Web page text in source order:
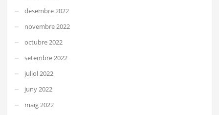
desembre 2022
novembre 2022
octubre 2022
setembre 2022
juliol 2022
juny 2022
maig 2022